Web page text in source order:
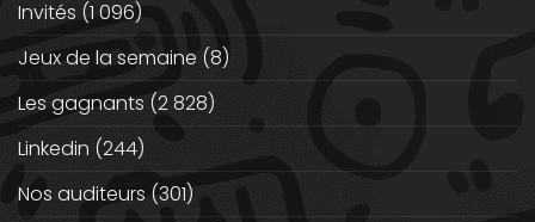
Invités (1 096)
Jeux de la semaine (8)
Les gagnants (2 828)
Linkedin (244)
Nos auditeurs (301)